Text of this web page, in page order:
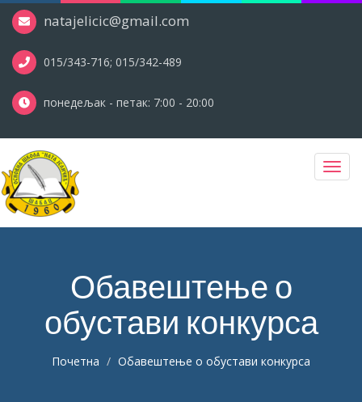
natajelicic@gmail.com
015/343-716; 015/342-489
понедељак - петак: 7:00 - 20:00
Обавештење о
обустави конкурса
Почетна Обавештење о обустави конкурса